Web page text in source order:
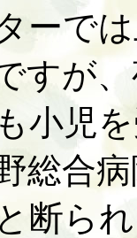
ーで
すが
小児
総合
断ら